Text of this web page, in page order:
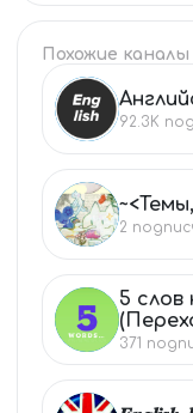
Похожие каналы
АН
92.3K
~<
2
5
5 слов
371